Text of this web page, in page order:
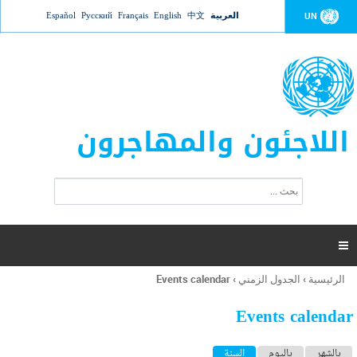
Jump to navigation UN العربية 中文
English
Français
Русский
Español
اللاجئون والمهاجرون
ت
ر
ل
ح
ب

أنت
هنا
الرئيسية › الجدول الزمني ›
Events calendar
Events calendar